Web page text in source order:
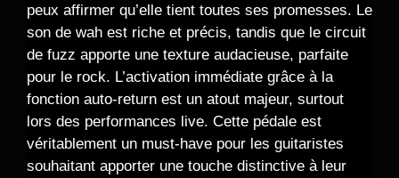
peux affirmer qu’elle tient toutes ses promesses. Le
son de wah est riche et précis, tandis que le circuit
de fuzz apporte une texture audacieuse, parfaite
pour le rock. L’activation immédiate grâce à la
fonction auto-return est un atout majeur, surtout
lors des performances live. Cette pédale est
véritablement un must-have pour les guitaristes
souhaitant apporter une touche distinctive à leur